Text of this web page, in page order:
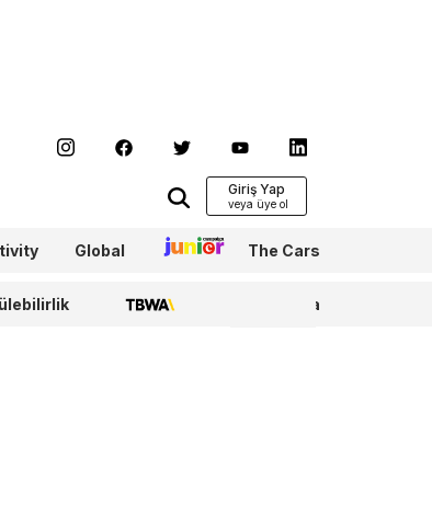
Giriş Yap
Global Junior The Cars
TBWA WPP Media